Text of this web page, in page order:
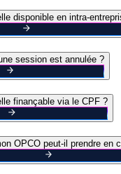
disponible en intra-
session est annulée ?
finançable via le CPF ?
OPCO peut-il prendre en